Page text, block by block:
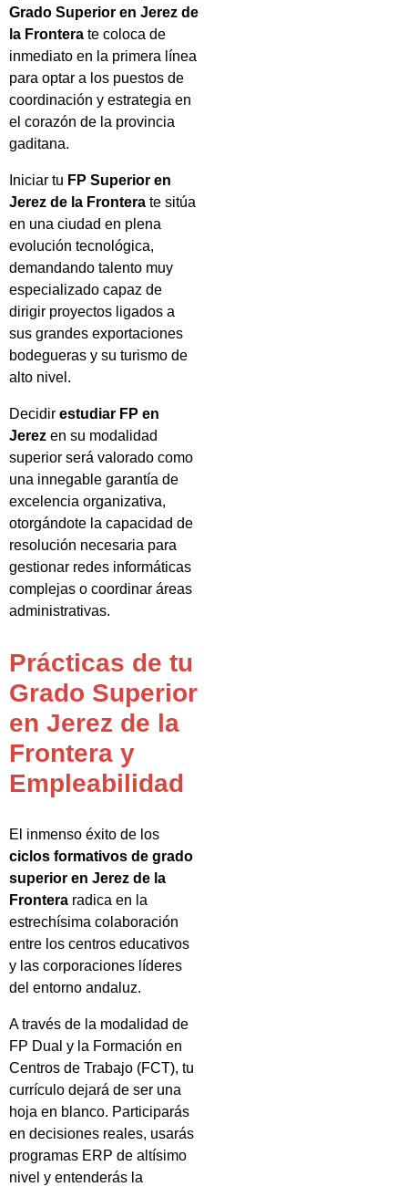
Grado Superior en Jerez de
la Frontera te coloca de
inmediato en la primera línea
para optar a los puestos de
coordinación y estrategia en
el corazón de la provincia
gaditana.
Iniciar tu FP Superior en
Jerez de la Frontera te sitúa
en una ciudad en plena
evolución tecnológica,
demandando talento muy
especializado capaz de
dirigir proyectos ligados a
sus grandes exportaciones
bodegueras y su turismo de
alto nivel.
Decidir estudiar FP en
Jerez en su modalidad
superior será valorado como
una innegable garantía de
excelencia organizativa,
otorgándote la capacidad de
resolución necesaria para
gestionar redes informáticas
complejas o coordinar áreas
administrativas.
Prácticas de tu
Grado Superior
en Jerez de la
Frontera y
Empleabilidad
El inmenso éxito de los
ciclos formativos de grado
superior en Jerez de la
Frontera radica en la
estrechísima colaboración
entre los centros educativos
y las corporaciones líderes
del entorno andaluz.
A través de la modalidad de
FP Dual y la Formación en
Centros de Trabajo (FCT), tu
currículo dejará de ser una
hoja en blanco. Participarás
en decisiones reales, usarás
programas ERP de altísimo
nivel y entenderás la